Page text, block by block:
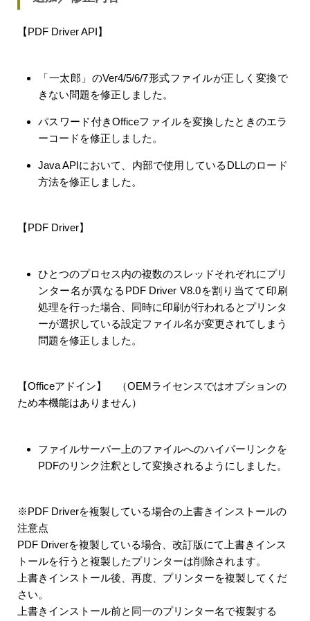
【PDF Driver API】
「一太郎」のVer4/5/6/7形式ファイルが正しく変換で
きない問題を修正しました。
パスワード付きOfficeファイルを変換したときのエラ
ーコードを修正しました。
Java APIにおいて、内部で使用しているDLLのロード
方法を修正しました。
【PDF Driver】
ひとつのプロセス内の複数のスレッドそれぞれにプリ
ンター名が異なるPDF Driver V8.0を割り当てて印刷
処理を行った場合、同時に印刷が行われるとプリンタ
ーが選択している設定ファイル名が変更されてしまう
問題を修正しました。
【Officeアドイン】 （OEMライセンスではオプションの
ため本機能はありません）
ファイルサーバー上のファイルへのハイパーリンクを
PDFのリンク注釈として変換されるようにしました。
※PDF Driverを複製している場合の上書きインストールの
注意点
PDF Driverを複製している場合、改訂版にて上書きインス
トールを行うと複製したプリンターは削除されます。
上書きインストール後、再度、プリンターを複製してくだ
さい。
上書きインストール前と同一のプリンター名で複製する